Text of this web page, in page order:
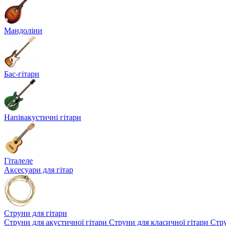
Мандоліни
Бас-гітари
Напівакустичні гітари
Гіталеле
Аксесуари для гітар
Струни для гітари
Струни для акустичної гітари Струни для класичної гітари